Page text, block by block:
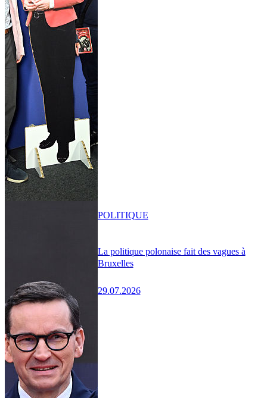
La politique polonaise fait des vagues à
Bruxelles
29.07.2026
POLITIQUE